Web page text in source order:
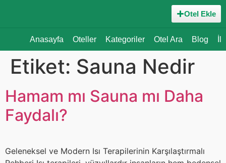
Otel Ekle
Anasayfa Oteller Kategoriler Otel Ara Blog
Etiket: Sauna Nedir
Hamam mı Sauna mı Daha
Faydalı?
Geleneksel ve Modern Isı Terapilerinin Karşılaştırmalı